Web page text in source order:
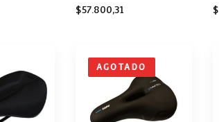
$57.800,31 $
AGOTADO